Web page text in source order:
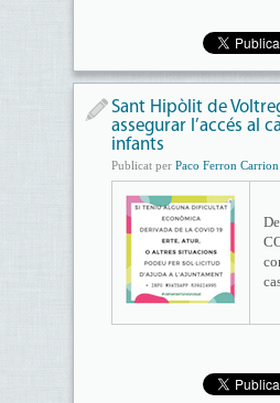
Sant Hipòlit de
assegurar l’accés al
infants
Publicat per Paco Ferron Carrion